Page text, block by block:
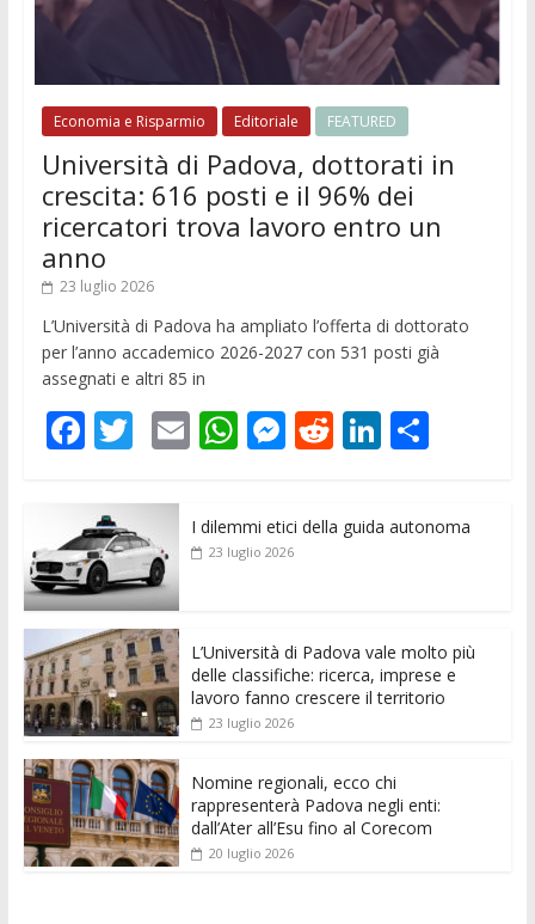
Economia e Risparmio Editoriale FEATURED
Università di Padova, dottorati in
crescita: 616 posti e il 96% dei
ricercatori trova lavoro entro un
anno
23 luglio 2026
L’Università di Padova ha ampliato l’offerta di dottorato
per l’anno accademico 2026-2027 con 531 posti già
assegnati e altri 85 in
F
ac
e
b
o
o
k
T
w
itt
er
E
m
l
W
h
s
p
M
e
e
er
R
e
di
Li
n
e
C
di
I dilemmi etici della guida autonoma
23 luglio 2026
L’Università di Padova vale molto più
delle classifiche: ricerca, imprese e
lavoro fanno crescere il territorio
23 luglio 2026
Nomine regionali, ecco chi
rappresenterà Padova negli enti:
dall’Ater all’Esu fino al Corecom
20 luglio 2026